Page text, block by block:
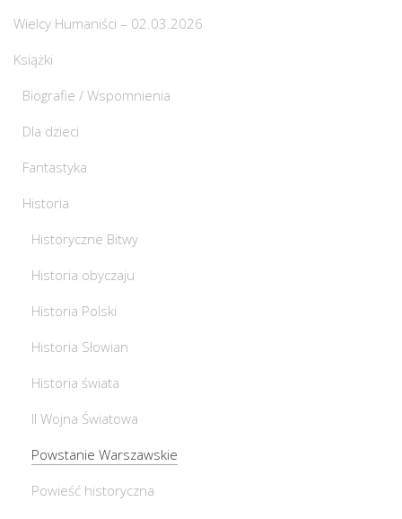
Wielcy Humaniści – 02.03.2026
Książki
Biografie / Wspomnienia
Dla dzieci
Fantastyka
Historia
Historyczne Bitwy
Historia obyczaju
Historia Polski
Historia Słowian
Historia świata
II Wojna Światowa
Powstanie Warszawskie
Powieść historyczna